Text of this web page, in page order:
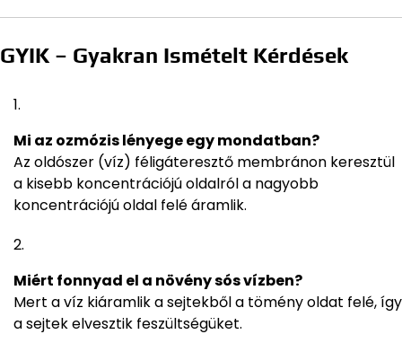
GYIK – Gyakran Ismételt Kérdések
Mi az ozmózis lényege egy mondatban?
Az oldószer (víz) féligáteresztő membránon keresztül
a kisebb koncentrációjú oldalról a nagyobb
koncentrációjú oldal felé áramlik.
Miért fonnyad el a növény sós vízben?
Mert a víz kiáramlik a sejtekből a tömény oldat felé, így
a sejtek elvesztik feszültségüket.